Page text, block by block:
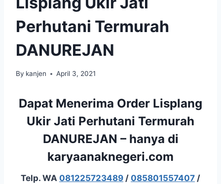
Perhutani Termurah
DANUREJAN
By kanjen April 3, 2021
Dapat Menerima Order Lisplang
Ukir Jati Perhutani Termurah
DANUREJAN – hanya di
karyaanaknegeri.com
Telp. WA 081225723489 / 085801557407 /